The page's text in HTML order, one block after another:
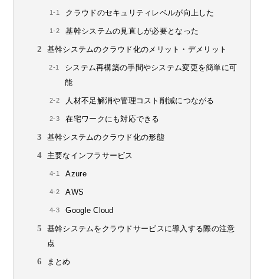
クラウドのセキュリティレベルが向上した
基幹システムの見直しが必要となった
基幹システムのクラウド化のメリット・デメリット
システム再構築の手間やシステム変更を簡単に可
能
人材不足解消や管理コスト削減につながる
在宅ワークにも対応できる
基幹システムのクラウド化の形態
主要なインフラサービス
Azure
AWS
Google Cloud
基幹システムをクラウドサービスに導入する際の注意
点
まとめ